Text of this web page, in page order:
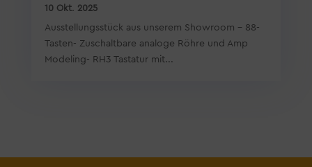
10 Okt. 2025
Ausstellungsstück aus unserem Showroom - 88-
Tasten- Zuschaltbare analoge Röhre und Amp
Modeling- RH3 Tastatur mit...